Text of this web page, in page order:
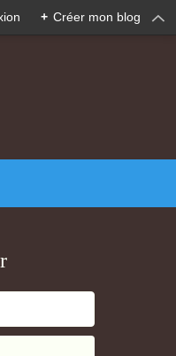
+ Créer mon blog